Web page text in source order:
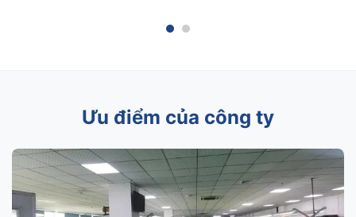
Ưu điểm của công ty